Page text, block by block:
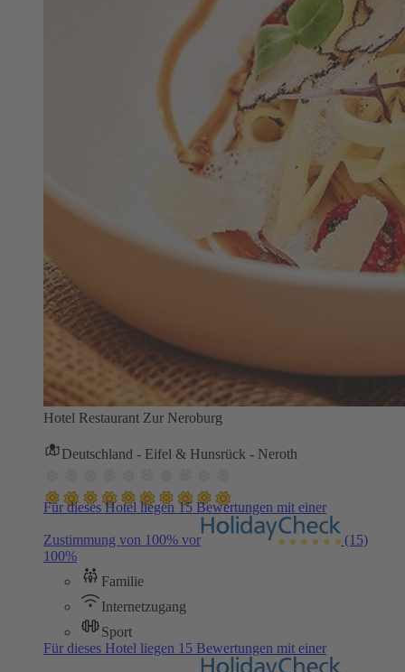
Hotel Restaurant Zur Neroburg
Deutschland - Eifel & Hunsrück - Neroth
Für dieses Hotel liegen 15 Bewertungen mit einer
Zustimmung von 100% vor
(15)
100%
Familie
Internetzugang
Sport
Für dieses Hotel liegen 15 Bewertungen mit einer